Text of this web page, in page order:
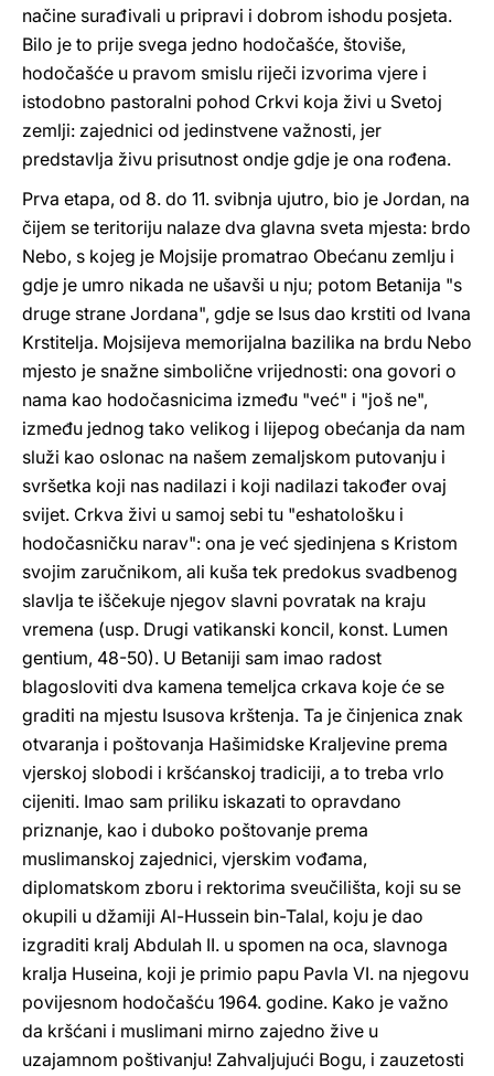
načine surađivali u pripravi i dobrom ishodu posjeta.
Bilo je to prije svega jedno hodočašće, štoviše,
hodočašće u pravom smislu riječi izvorima vjere i
istodobno pastoralni pohod Crkvi koja živi u Svetoj
zemlji: zajednici od jedinstvene važnosti, jer
predstavlja živu prisutnost ondje gdje je ona rođena.
Prva etapa, od 8. do 11. svibnja ujutro, bio je Jordan, na
čijem se teritoriju nalaze dva glavna sveta mjesta: brdo
Nebo, s kojeg je Mojsije promatrao Obećanu zemlju i
gdje je umro nikada ne ušavši u nju; potom Betanija "s
druge strane Jordana", gdje se Isus dao krstiti od Ivana
Krstitelja. Mojsijeva memorijalna bazilika na brdu Nebo
mjesto je snažne simbolične vrijednosti: ona govori o
nama kao hodočasnicima između "već" i "još ne",
između jednog tako velikog i lijepog obećanja da nam
služi kao oslonac na našem zemaljskom putovanju i
svršetka koji nas nadilazi i koji nadilazi također ovaj
svijet. Crkva živi u samoj sebi tu "eshatološku i
hodočasničku narav": ona je već sjedinjena s Kristom
svojim zaručnikom, ali kuša tek predokus svadbenog
slavlja te iščekuje njegov slavni povratak na kraju
vremena (usp. Drugi vatikanski koncil, konst. Lumen
gentium, 48-50). U Betaniji sam imao radost
blagosloviti dva kamena temeljca crkava koje će se
graditi na mjestu Isusova krštenja. Ta je činjenica znak
otvaranja i poštovanja Hašimidske Kraljevine prema
vjerskoj slobodi i kršćanskoj tradiciji, a to treba vrlo
cijeniti. Imao sam priliku iskazati to opravdano
priznanje, kao i duboko poštovanje prema
muslimanskoj zajednici, vjerskim vođama,
diplomatskom zboru i rektorima sveučilišta, koji su se
okupili u džamiji Al-Hussein bin-Talal, koju je dao
izgraditi kralj Abdulah II. u spomen na oca, slavnoga
kralja Huseina, koji je primio papu Pavla VI. na njegovu
povijesnom hodočašću 1964. godine. Kako je važno
da kršćani i muslimani mirno zajedno žive u
uzajamnom poštivanju! Zahvaljujući Bogu, i zauzetosti